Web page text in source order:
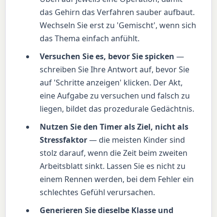
das Gehirn das Verfahren sauber aufbaut.
Wechseln Sie erst zu 'Gemischt', wenn sich
das Thema einfach anfühlt.
Versuchen Sie es, bevor Sie spicken —
schreiben Sie Ihre Antwort auf, bevor Sie
auf 'Schritte anzeigen' klicken. Der Akt,
eine Aufgabe zu versuchen und falsch zu
liegen, bildet das prozedurale Gedächtnis.
Nutzen Sie den Timer als Ziel, nicht als
Stressfaktor— die meisten Kinder sind
stolz darauf, wenn die Zeit beim zweiten
Arbeitsblatt sinkt. Lassen Sie es nicht zu
einem Rennen werden, bei dem Fehler ein
schlechtes Gefühl verursachen.
Generieren Sie dieselbe Klasse und